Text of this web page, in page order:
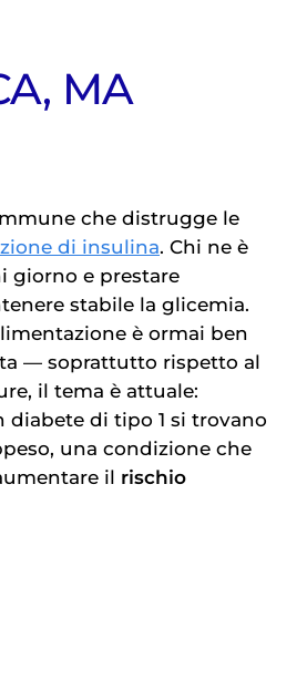
MA
che distrugge le
di insulina. Chi ne è
giorno e prestare
stabile la glicemia.
è ormai ben
— soprattutto rispetto al
il tema è attuale:
diabete di tipo 1 si trovano
una condizione che
il rischio